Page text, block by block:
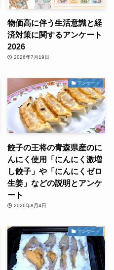
物価高に伴う生活意識と経
済対策に関するアンケート
2026
2026年7月19日
アンケート
餃子の王将の青森県産のに
んにく使用「にんにく激増
し餃子」や「にんにくゼロ
生姜」などの説明とアンケ
ート
2026年8月4日
アンケート